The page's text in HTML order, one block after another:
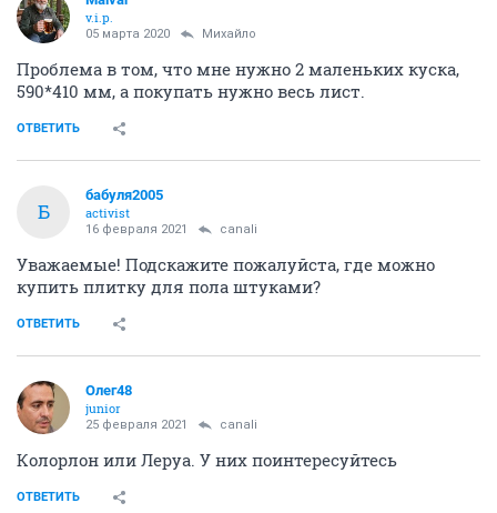
v.i.p.
05 марта 2020 Михайло
Проблема в том, что мне нужно 2 маленьких куска,
590*410 мм, а покупать нужно весь лист.
ОТВЕТИТЬ
Б
бабуля2005
activist
16 февраля 2021 canali
Уважаемые! Подскажите пожалуйста, где можно
купить плитку для пола штуками?
ОТВЕТИТЬ
Олег48
junior
25 февраля 2021 canali
Колорлон или Леруа. У них поинтересуйтесь
ОТВЕТИТЬ